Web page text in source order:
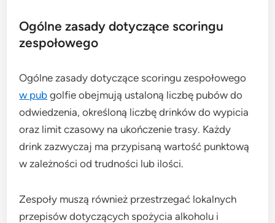
Ogólne zasady dotyczące scoringu
zespołowego
Ogólne zasady dotyczące scoringu zespołowego
w pub golfie obejmują ustaloną liczbę pubów do
odwiedzenia, określoną liczbę drinków do wypicia
oraz limit czasowy na ukończenie trasy. Każdy
drink zazwyczaj ma przypisaną wartość punktową
w zależności od trudności lub ilości.
Zespoły muszą również przestrzegać lokalnych
przepisów dotyczących spożycia alkoholu i